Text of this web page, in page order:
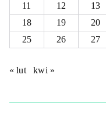
11
12 13
18
19 20
25
26 27
« lut kwi »